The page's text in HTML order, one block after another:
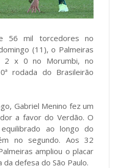
56 mil torcedores no
(11), o Palmeiras
2 x 0 no Morumbi, no
rodada do Brasileirão
Gabriel Menino fez um
a favor do Verdão. O
ao longo do
no segundo. Aos 32
ampliou o placar
da defesa do São Paulo.